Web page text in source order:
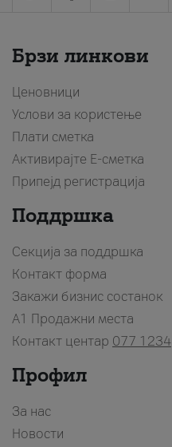
Брзи линкови
Ценовници
Услови за користење
Плати сметка
Активирајте Е-сметка
Припејд регистрација
Поддршка
Секција за поддршка
Контакт форма
Закажи бизнис состанок
A1 Продажни места
Контакт центар 077 1234
Профил
За нас
Новости